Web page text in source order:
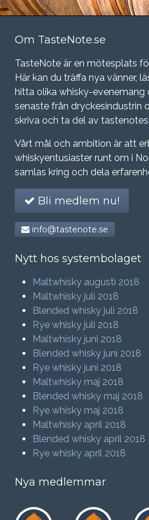
Om TasteNote.se
TasteNote är en mötesplats
Här kan du träffa nya vänner,
hitta olika whisky-evenemang
senaste från dryckesindustrin
skriva och ta del av tastenotes.
Vårt mål och ambition är att
whiskyentusiaster runt om i
samlas kring och dela
Bli medlem nu!
info@tastenote.se
Nytt hos systembolaget
Maltwhisky augusti 2018
Maltwhisky juli 2018
Blended whisky juli 2018
Rye whisky juli 2018
Maltwhisky juni 2018
Blended whisky juni 2018
Rye whisky juni 2018
Maltwhisky maj 2018
Blended whisky maj 2018
Rye whisky maj 2018
Maltwhisky april 2018
Blended whisky april 2018
Rye whisky april 2018
Nya medlemmar